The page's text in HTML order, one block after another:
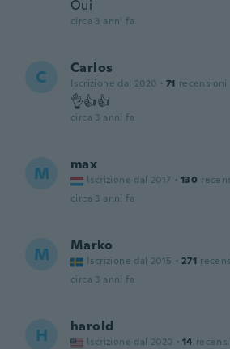
Oui
circa 3 anni fa
C Carlos
Iscrizione dal 2020 · 71 recensioni
👌👍👍
circa 3 anni fa
M max
Iscrizione dal 2017 · 130
circa 3 anni fa
M Marko
Iscrizione dal 2015 · 271
circa 3 anni fa
H harold
Iscrizione dal 2020 · 14